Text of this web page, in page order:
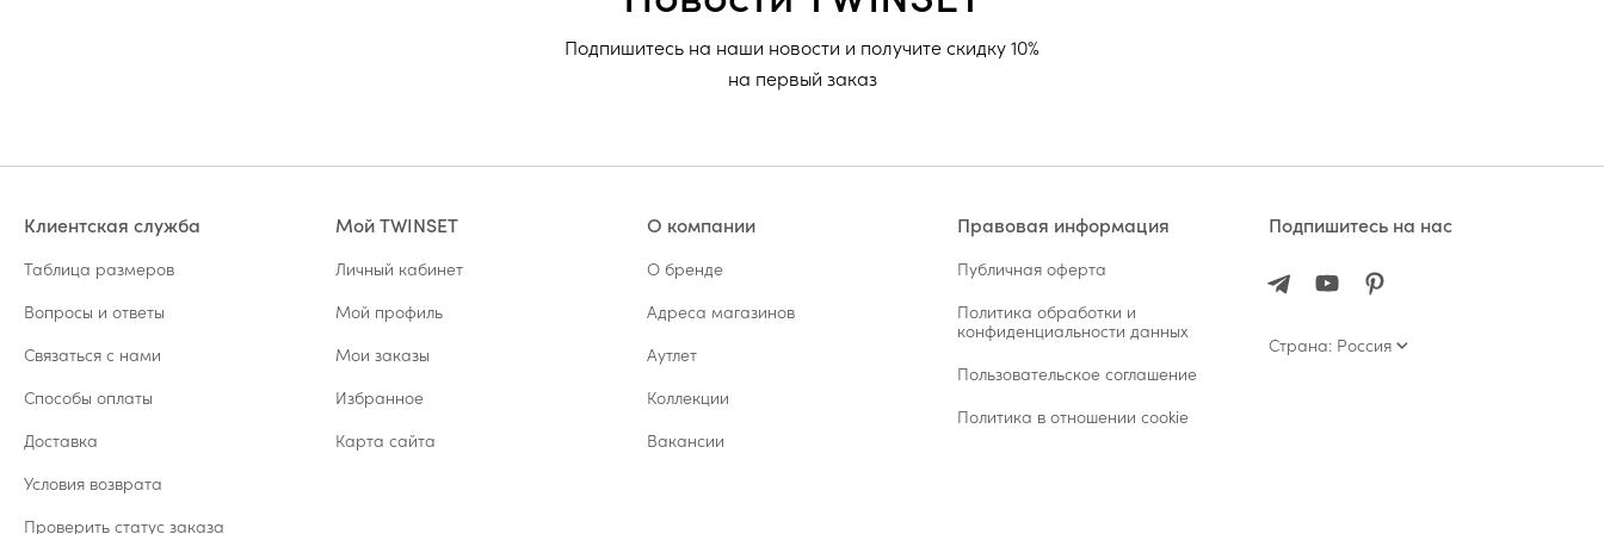
Подпишитесь на наши новости и получите скидку 10%
на первый заказ
Клиентская служба
Таблица размеров
Вопросы и ответы
Связаться с нами
Способы оплаты
Доставка
Условия возврата
Проверить статус заказа
Мой TWINSET
Личный кабинет
Мой профиль
Мои заказы
Избранное
Карта сайта
О компании
О бренде
Адреса магазинов
Аутлет
Коллекции
Вакансии
Правовая информация
Публичная оферта
Политика обработки и
конфиденциальности данных
Пользовательское соглашение
Политика в отношении cookie
Подпишитесь на нас
Страна: Россия